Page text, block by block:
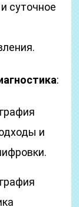
суточное
:
и